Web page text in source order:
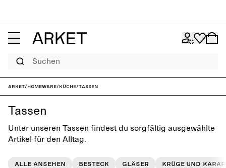
Suchen
ARKET/Homeware/Küche/Tassen
Tassen
Unter unseren Tassen findest du sorgfältig ausgewählte
Artikel für den Alltag.
Alle ansehen Besteck Gläser Krüge und